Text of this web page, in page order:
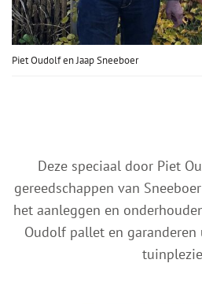
Piet Oudolf en Jaap Sneeboer
Deze speciaal door Piet
gereedschappen van
het aanleggen en
Oudolf pallet en